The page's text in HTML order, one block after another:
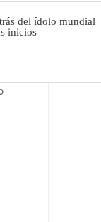
del ídolo mundial
inicios